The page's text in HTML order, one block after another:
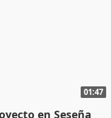
01:47
en Seseña